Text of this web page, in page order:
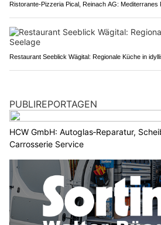
Ristorante-Pizzeria Pical, Reinach AG:
Restaurant Seeblick Wägital: Regionale Küche in
PUBLIREPORTAGEN
HCW GmbH: Autoglas‑Reparatur,
Carrosserie Service